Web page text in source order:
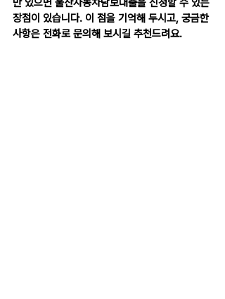
만 있으면 울산자동차담보대출을 신청할 수 있는
장점이 있습니다. 이 점을 기억해 두시고, 궁금한
사항은 전화로 문의해 보시길 추천드려요.